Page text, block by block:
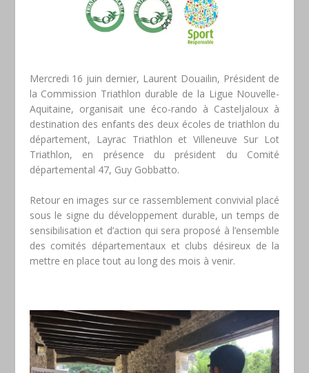
Mercredi 16 juin dernier, Laurent Douailin, Président de
la Commission Triathlon durable de la Ligue Nouvelle-
Aquitaine, organisait une éco-rando à Casteljaloux à
destination des enfants des deux écoles de triathlon du
département, Layrac Triathlon et Villeneuve Sur Lot
Triathlon, en présence du président du Comité
départemental 47, Guy Gobbatto.
Retour en images sur ce rassemblement convivial placé
sous le signe du développement durable, un temps de
sensibilisation et d’action qui sera proposé à l’ensemble
des comités départementaux et clubs désireux de la
mettre en place tout au long des mois à venir.